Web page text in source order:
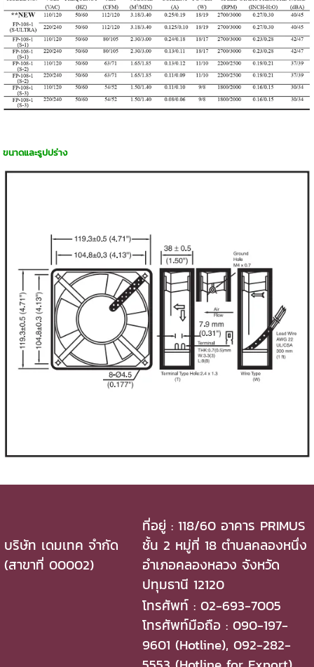
ขนาดและรูปปร่าง
บริษัท เดมเทค จำกัด
(สาขาที่ 00002)
ที่อยู่ : 118/60 อาคาร PRIMUS
ชั้น 2 หมู่ที่ 18 ตำบลคลองหนึ่ง
อำเภอคลองหลวง จังหวัด
ปทุมธานี 12120
โทรศัพท์ : 02-693-7005
โทรศัพท์มือถือ : 090-197-
9601 (Hotline), 092-282-